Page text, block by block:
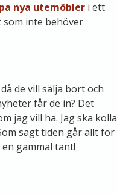
nya utemöbler i ett
inte behöver
de vill sälja bort och
får de in? Det
jag vill ha. Jag ska kolla
sagt tiden går allt för
gammal tant!